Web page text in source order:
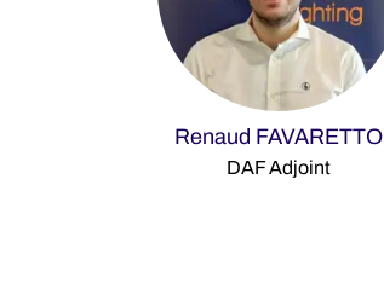
Renaud FAVARETTO
DAF Adjoint